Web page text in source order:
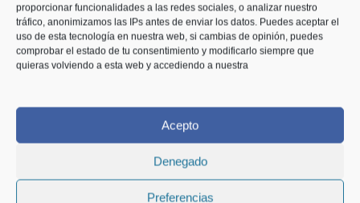
proporcionar funcionalidades a las redes sociales, o analizar nuestro
tráfico, anonimizamos las IPs antes de enviar los datos. Puedes aceptar el
uso de esta tecnología en nuestra web, si cambias de opinión, puedes
comprobar el estado de tu consentimiento y modificarlo siempre que
quieras volviendo a esta web y accediendo a nuestra
Acepto
Denegado
Preferencias
Aunque es dificil que este caso se de dadas las circunstancias, debes
saber que si voluntaria y deliberadamente, buscas situarte o
mantenerte en los supuestos de vulnerabilidad económica con la
finalidad de obtener la aplicación de las medidas.
¿Cómo puedo solicitar la moratoria?
Si has conseguido reunir toda la documentación que piden, te damos
electrónicos. Algunos Bancos, ha habilitado formularios electrónicos.